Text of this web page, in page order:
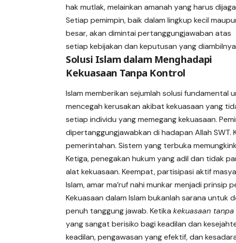
hak mutlak, melainkan amanah yang harus
Setiap pemimpin, baik dalam lingkup kecil
besar, akan dimintai pertanggungjawaban atas
setiap kebijakan dan keputusan yang
Solusi Islam dalam Menghadapi
Kekuasaan Tanpa Kontrol
Islam memberikan sejumlah solusi fundamental
mencegah kerusakan akibat kekuasaan yang
setiap individu yang memegang kekuasaan.
dipertanggungjawabkan di hadapan Allah
pemerintahan. Sistem yang terbuka
Ketiga, penegakan hukum yang adil dan tidak
alat kekuasaan. Keempat, partisipasi aktif
Islam, amar ma’ruf nahi munkar menjadi prinsip
Kekuasaan dalam Islam bukanlah sarana untuk
penuh tanggung jawab. Ketikakekuasaan
yang sangat berisiko bagi keadilan dan
keadilan, pengawasan yang efektif, dan